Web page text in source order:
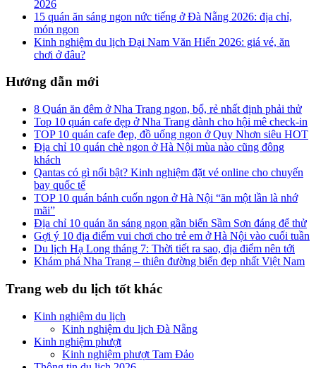
2026
15 quán ăn sáng ngon nức tiếng ở Đà Nẵng 2026: địa chỉ,
món ngon
Kinh nghiệm du lịch Đại Nam Văn Hiến 2026: giá vé, ăn
chơi ở đâu?
Hướng dẫn mới
8 Quán ăn đêm ở Nha Trang ngon, bổ, rẻ nhất định phải thử
Top 10 quán cafe đẹp ở Nha Trang dành cho hội mê check-in
TOP 10 quán cafe đẹp, đồ uống ngon ở Quy Nhơn siêu HOT
Địa chỉ 10 quán chè ngon ở Hà Nội mùa nào cũng đông
khách
Qantas có gì nổi bật? Kinh nghiệm đặt vé online cho chuyến
bay quốc tế
TOP 10 quán bánh cuốn ngon ở Hà Nội “ăn một lần là nhớ
mãi”
Địa chỉ 10 quán ăn sáng ngon gần biển Sầm Sơn đáng để thử
Gợi ý 10 địa điểm vui chơi cho trẻ em ở Hà Nội vào cuối tuần
Du lịch Hạ Long tháng 7: Thời tiết ra sao, địa điểm nên tới
Khám phá Nha Trang – thiên đường biển đẹp nhất Việt Nam
Trang web du lịch tốt khác
Kinh nghiệm du lịch
Kinh nghiệm du lịch Đà Nẵng
Kinh nghiệm phượt
Kinh nghiệm phượt Tam Đảo